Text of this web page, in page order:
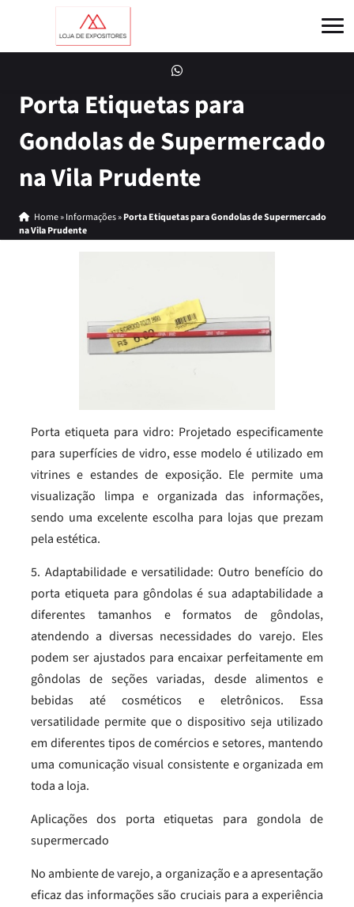
Porta Etiquetas para
Gondolas de Supermercado
na Vila Prudente
Home»Informações»Porta Etiquetas para Gondolas de Supermercado
na Vila Prudente
Porta etiqueta para vidro: Projetado especificamente
para superfícies de vidro, esse modelo é utilizado em
vitrines e estandes de exposição. Ele permite uma
visualização limpa e organizada das informações,
sendo uma excelente escolha para lojas que prezam
pela estética.
5. Adaptabilidade e versatilidade: Outro benefício do
porta etiqueta para gôndolas é sua adaptabilidade a
diferentes tamanhos e formatos de gôndolas,
atendendo a diversas necessidades do varejo. Eles
podem ser ajustados para encaixar perfeitamente em
gôndolas de seções variadas, desde alimentos e
bebidas até cosméticos e eletrônicos. Essa
versatilidade permite que o dispositivo seja utilizado
em diferentes tipos de comércios e setores, mantendo
uma comunicação visual consistente e organizada em
toda a loja.
Aplicações dos porta etiquetas para gondola de
supermercado
No ambiente de varejo, a organização e a apresentação
eficaz das informações são cruciais para a experiência